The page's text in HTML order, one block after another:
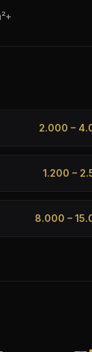
2.000 –
1.200 –
8.000 –